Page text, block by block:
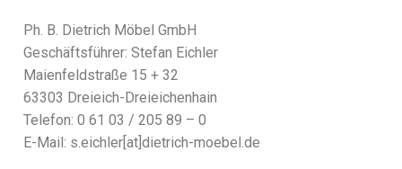
Ph. B. Dietrich Möbel GmbH
Geschäftsführer: Stefan Eichler
Maienfeldstraße 15 + 32
63303 Dreieich-Dreieichenhain
Telefon: 0 61 03 / 205 89 – 0
E-Mail: s.eichler[at]dietrich-moebel.de